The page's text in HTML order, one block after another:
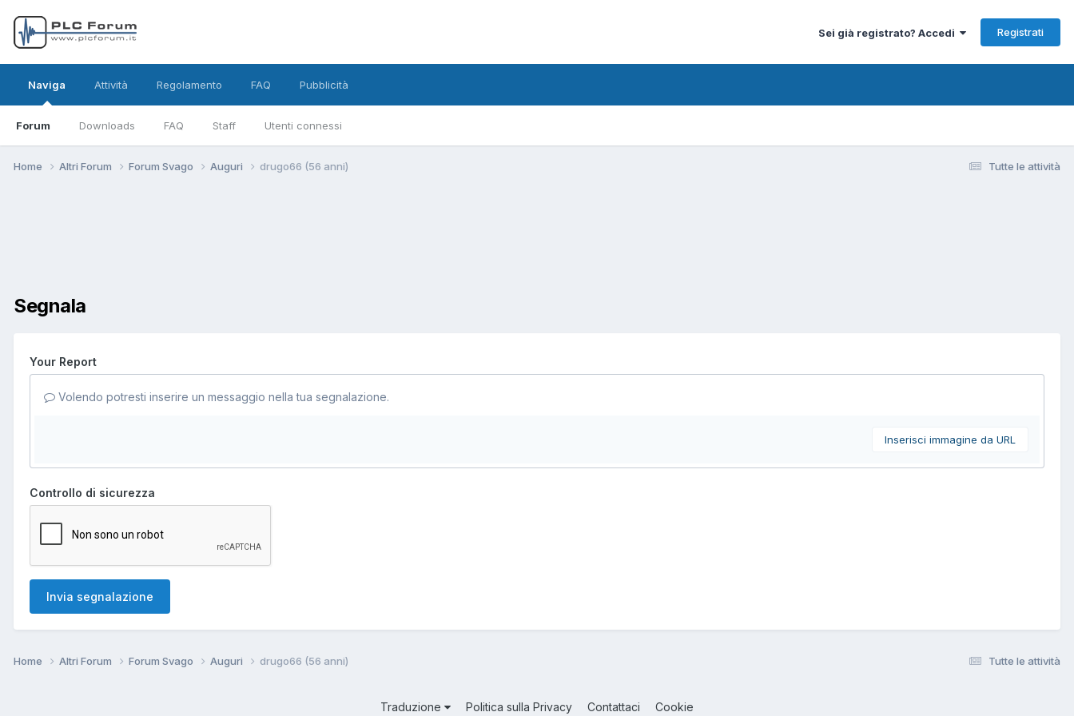
Sei già registrato? Accedi Registrati
Naviga
Forum Downloads FAQ Staff Utenti connessi
Attività Regolamento FAQ Pubblicità
Tutte le attività
Home Altri Forum Forum Svago Auguri drugo66 (56 anni)
Segnala
Your Report
Volendo potresti inserire un messaggio nella tua segnalazione.
Inserisci immagine da URL
Controllo di sicurezza
Invia segnalazione
Tutte le attività
Home Altri Forum Forum Svago Auguri drugo66 (56 anni)
Traduzione Politica sulla Privacy Contattaci Cookie